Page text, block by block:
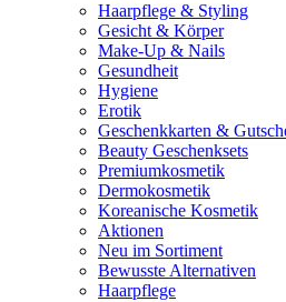
Haarpflege & Styling
Gesicht & Körper
Make-Up & Nails
Gesundheit
Hygiene
Erotik
Geschenkkarten &
Beauty Geschenksets
Premiumkosmetik
Dermokosmetik
Koreanische Kosmetik
Aktionen
Neu im Sortiment
Bewusste Alternativen
Haarpflege